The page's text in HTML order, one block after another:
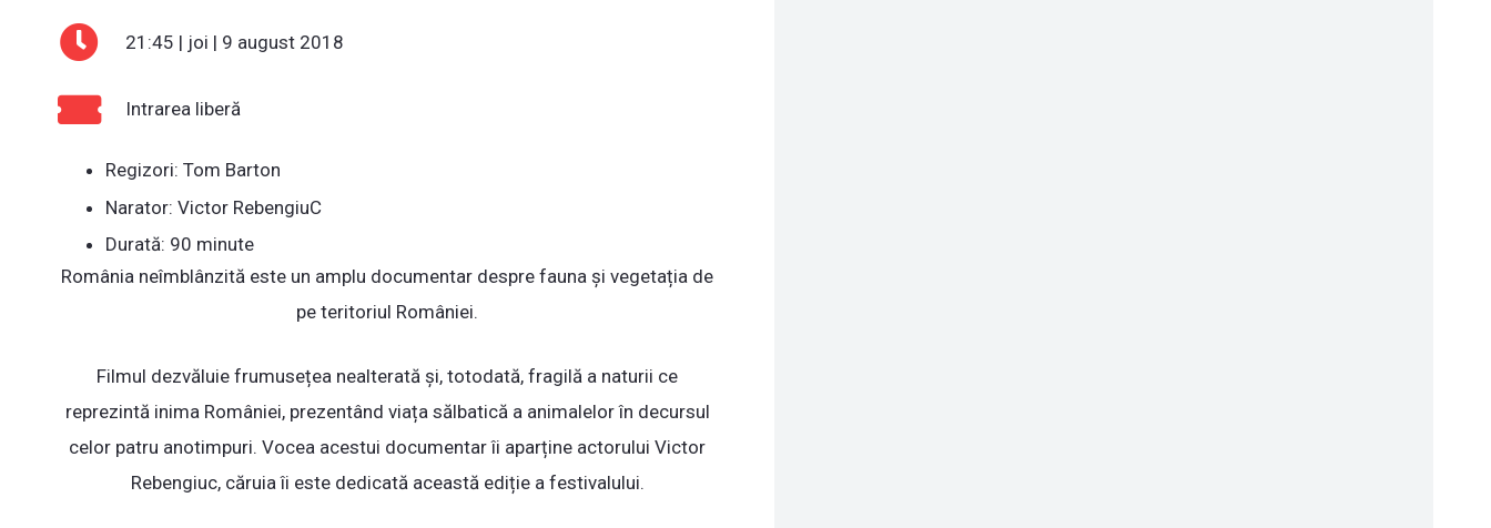
21:45 | joi | 9 august 2018
Intrarea liberă
Regizori: Tom Barton
Narator: Victor RebengiuC
Durată: 90 minute
România neîmblânzită este un amplu documentar despre fauna și vegetația de
pe teritoriul României.
Filmul dezvăluie frumusețea nealterată și, totodată, fragilă a naturii ce
reprezintă inima României, prezentând viața sălbatică a animalelor în decursul
celor patru anotimpuri. Vocea acestui documentar îi aparține actorului Victor
Rebengiuc, căruia îi este dedicată această ediție a festivalului.